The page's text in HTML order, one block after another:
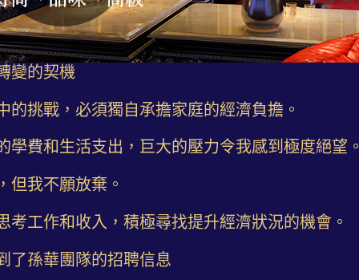
變的契機
的挑戰，必須獨自承擔家庭的經濟負擔。
學費和生活支出，巨大的壓力令我感到極度絕望。
但我不願放棄。
考工作和收入，積極尋找提升經濟狀況的機會。
了孫華團隊的招聘信息